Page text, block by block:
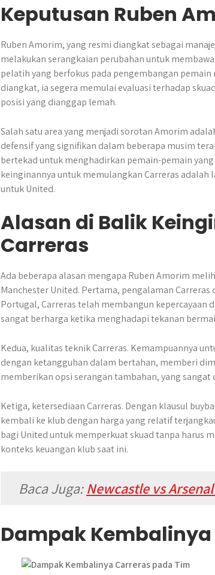
Keputusan Ruben
Ruben Amorim, yang resmi diangkat sebagai
melakukan serangkaian perubahan untuk
pelatih yang berfokus pada pengembangan
diangkat, ia segera memulai evaluasi terhadap
posisi yang dianggap lemah.
Salah satu area yang menjadi sorotan Amorim
defensif yang signifikan dalam beberapa musim
bertekad untuk menghadirkan pemain-pemain
keinginannya untuk memulangkan Carreras adalah
untuk United.
Alasan di Balik
Carreras
Ada beberapa alasan mengapa Ruben Amorim
Manchester United. Pertama, pengalaman
Portugal, Carreras telah membangun kepercayaan
sangat berharga ketika menghadapi tekanan
Kedua, kualitas teknik Carreras. Kemampuannya
dengan ketangguhan dalam bertahan, memberi
memberikan opsi serangan tambahan, yang
Ketiga, ketersediaan Carreras. Dengan klausul
kembali ke klub dengan harga yang relatif
bagi United untuk memperkuat skuad tanpa harus
konteks keuangan klub saat ini.
Baca Juga:Newcastle vs
Dampak